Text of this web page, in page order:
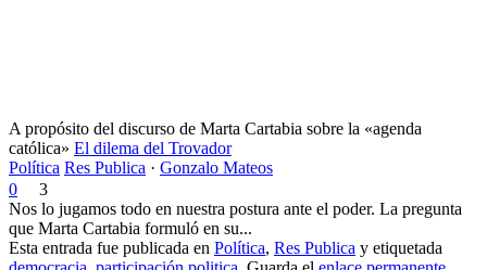
A propósito del discurso de Marta Cartabia sobre la «agenda
católica» El dilema del Trovador
Política Res Publica · Gonzalo Mateos
0
3
Nos lo jugamos todo en nuestra postura ante el poder. La pregunta
que Marta Cartabia formuló en su...
Esta entrada fue publicada en Política, Res Publica y etiquetada